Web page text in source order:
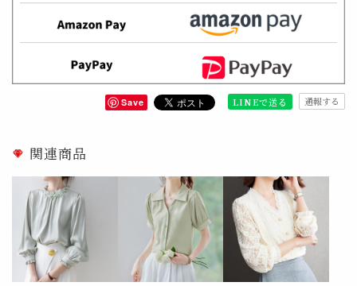
Save LINEで送る 通報する
関連商品